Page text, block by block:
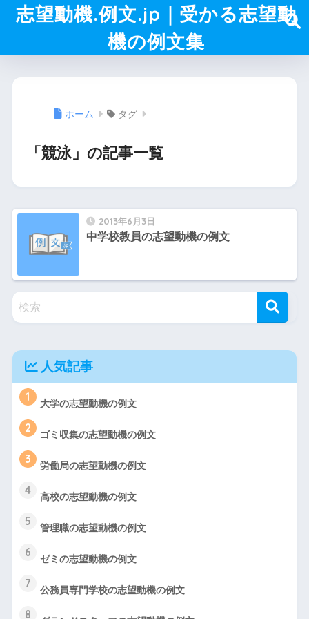
志望動機.例文.jp｜受かる志望動
機の例文集
ホーム タグ
「競泳」の記事一覧
2013年6月3日
中学校教員の志望動機の例文
人気記事
1 大学の志望動機の例文
2 ゴミ収集の志望動機の例文
3 労働局の志望動機の例文
4 高校の志望動機の例文
5 管理職の志望動機の例文
6 ゼミの志望動機の例文
7 公務員専門学校の志望動機の例文
8